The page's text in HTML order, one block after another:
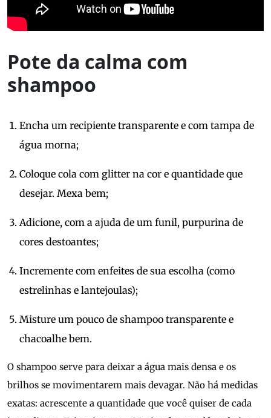
Pote da calma com
shampoo
Encha um recipiente transparente e com tampa de
água morna;
Coloque cola com glitter na cor e quantidade que
desejar. Mexa bem;
Adicione, com a ajuda de um funil, purpurina de
cores destoantes;
Incremente com enfeites de sua escolha (como
estrelinhas e lantejoulas);
Misture um pouco de shampoo transparente e
chacoalhe bem.
O shampoo serve para deixar a água mais densa e os
brilhos se movimentarem mais devagar. Não há medidas
exatas: acrescente a quantidade que você quiser de cada